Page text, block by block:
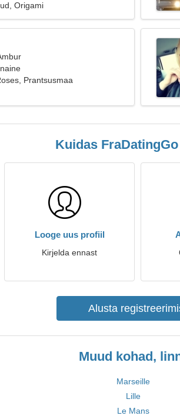
Origami
Prantsusmaa
Kuidas
Looge uus profiil
Kirjelda ennast
Alusta
Muud kohad,
Marseille
Lille
Le Mans